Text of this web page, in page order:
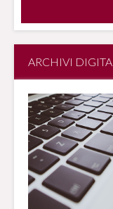
ARCHIVI